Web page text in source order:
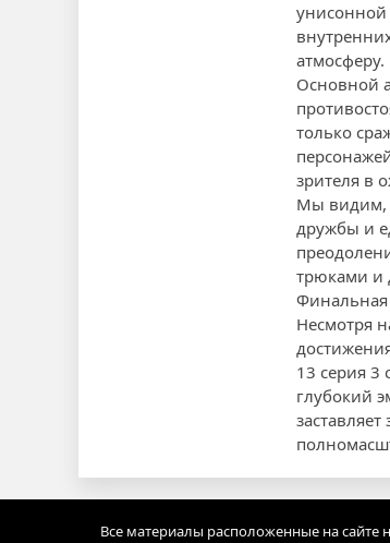
унисонной
атмосферу.
Основной
только
зрителя в
Мы видим,
дружбы и
трюками и
Финальная
Несмотря
13 серия 3
глубокий
Все материалы расположенные на сайте